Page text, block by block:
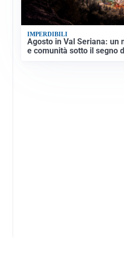
IMPERDIBILI
Agosto in Val Seriana: un
e comunità sotto il segno